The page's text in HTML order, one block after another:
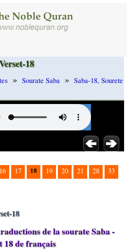
18
» Sourate Saba » Saba-18, Sourete
16 17 18 19 20 21 28
33
18
de la sourate Saba -
18 de français